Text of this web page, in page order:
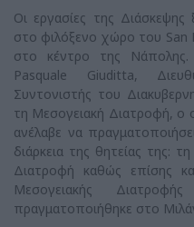
Οι εργασίες της
στο φιλόξενο χώρο του San
στο κέντρο της
Pasquale Giuditta,
Συντονιστής του
τη Μεσογειακή Διατροφή, ο
ανέλαβε να
διάρκεια της θητείας της:
Διατροφή καθώς επίσης
Μεσογειακής
πραγματοποιήθηκε στο